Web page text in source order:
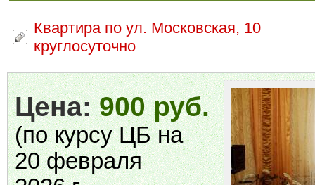
Квартира по ул. Московская, 10
круглосуточно
Цена:900 руб.
(по курсу ЦБ на
20 февраля